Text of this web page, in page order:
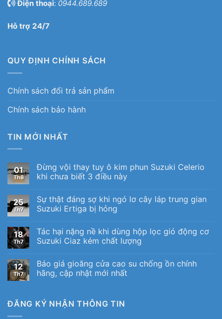
Điện thoại: 0944.689.689
Hỗ trợ 24/7
QUY ĐỊNH CHÍNH SÁCH
Chính sách đổi trả sản phẩm
Chính sách bảo hành
TIN MỚI NHẤT
01
Th8
Đừng vội thay tuy ô kim phun Suzuki Celerio
khi chưa biết 3 điều này
25
Th7
Sự thật đáng sợ khi ngó lơ cây láp trung gian
Suzuki Ertiga bị hỏng
18
Th7
Tác hại nặng nề khi dùng hộp lọc gió động cơ
Suzuki Ciaz kém chất lượng
12
Th7
Báo giá gioăng cửa cao su chống ồn chính
hãng, cập nhật mới nhất
ĐĂNG KÝ NHẬN THÔNG TIN